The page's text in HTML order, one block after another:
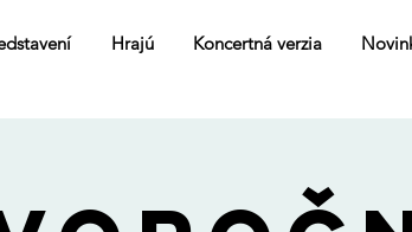
Hrajú Koncertná verzia